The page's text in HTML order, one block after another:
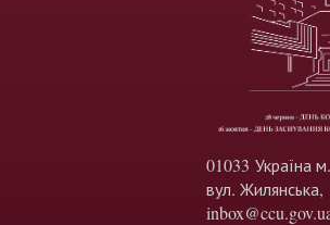
01033 Україна
вул. Жилянська,